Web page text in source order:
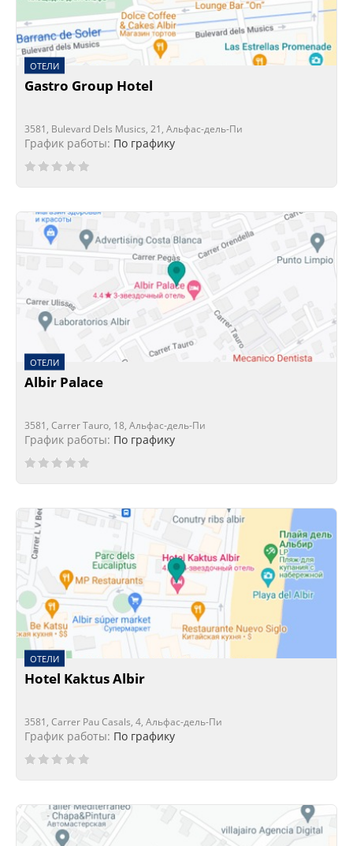
ОТЕЛИ
Gastro Group Hotel
3581, Bulevard Dels Musics, 21, Альфас-дель-Пи
График работы: По графику
ОТЕЛИ
Albir Palace
3581, Carrer Tauro, 18, Альфас-дель-Пи
График работы: По графику
ОТЕЛИ
Hotel Kaktus Albir
3581, Carrer Pau Casals, 4, Альфас-дель-Пи
График работы: По графику